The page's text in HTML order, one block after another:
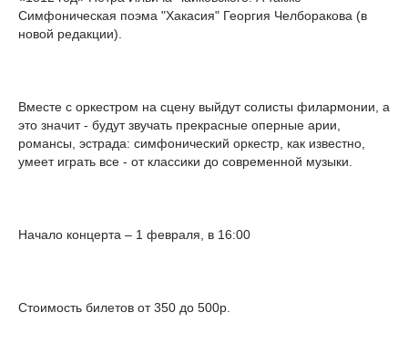
Симфоническая поэма "Хакасия" Георгия Челборакова (в
новой редакции).
Вместе с оркестром на сцену выйдут солисты филармонии, а
это значит - будут звучать прекрасные оперные арии,
романсы, эстрада: симфонический оркестр, как известно,
умеет играть все - от классики до современной музыки.
Начало концерта – 1 февраля, в 16:00
Стоимость билетов от 350 до 500р.